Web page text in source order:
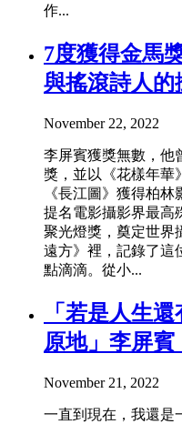
作...
7度獲得金馬
與搖滾詩人的
November 22, 2022
李屏賓獲獎無數，他
獎，並以《花樣年華
《長江圖》獲得柏林
提名電影攝影界最高
聚光燈獎，奠定世界
遠方》裡，記錄了這
點滴滴。從小...
「若是人生
原地」李屏
November 21, 2022
一直到現在，我還是